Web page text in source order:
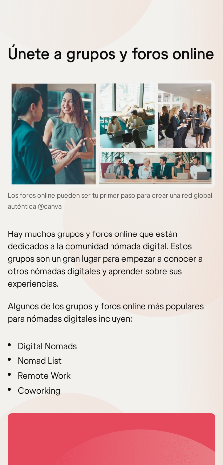
Únete a grupos y foros online
Los foros online pueden ser tu primer paso para crear una red global
auténtica @canva
Hay muchos grupos y foros online que están
dedicados a la comunidad nómada digital. Estos
grupos son un gran lugar para empezar a conocer a
otros nómadas digitales y aprender sobre sus
experiencias.
Algunos de los grupos y foros online más populares
para nómadas digitales incluyen:
Digital Nomads
Nomad List
Remote Work
Coworking